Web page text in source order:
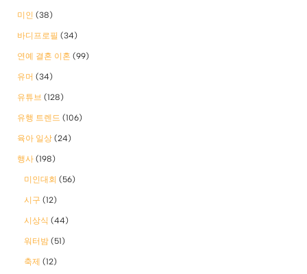
미인 (38)
바디프로필 (34)
연예 결혼 이혼 (99)
유머 (34)
유튜브 (128)
유행 트렌드 (106)
육아 일상 (24)
행사 (198)
미인대회 (56)
시구 (12)
시상식 (44)
워터밤 (51)
축제 (12)